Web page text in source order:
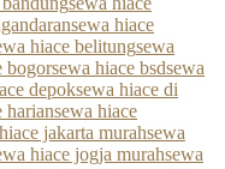
sewa hiace
hiace belitungsewa
bogorsewa hiace bsdsewa
depoksewa hiace di
hariansewa hiace
jakarta murahsewa
hiace jogja murahsewa